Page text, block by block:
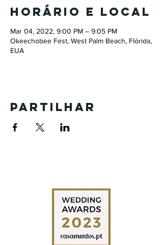
Horário e local
Mar 04, 2022, 9:00 PM – 9:05 PM
Okeechobee Fest, West Palm Beach, Flórida,
EUA
Partilhar